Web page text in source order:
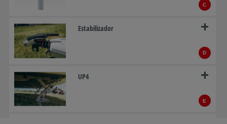
C
Estabilizador
D
UP4
E